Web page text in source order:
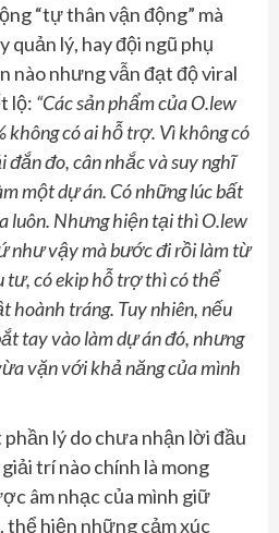
“tự thân vận động” mà
quản lý, hay đội ngũ phụ
nào nhưng vẫn đạt độ viral
lộ: “Các sản phẩm của O.lew
có ai hỗ trợ. Vì không có
đắn đo, cân nhắc và suy nghĩ
một dự án. Có những lúc bất
luôn. Nhưng hiện tại thì O.lew
như vậy mà bước đi rồi làm từ
tư, có ekip hỗ trợ thì có thể
hoành tráng. Tuy nhiên, nếu
tay vào làm dự án đó, nhưng
vặn với khả năng của mình
lý do chưa nhận lời đầu
trí nào chính là mong
âm nhạc của mình giữ
hiện những cảm xúc